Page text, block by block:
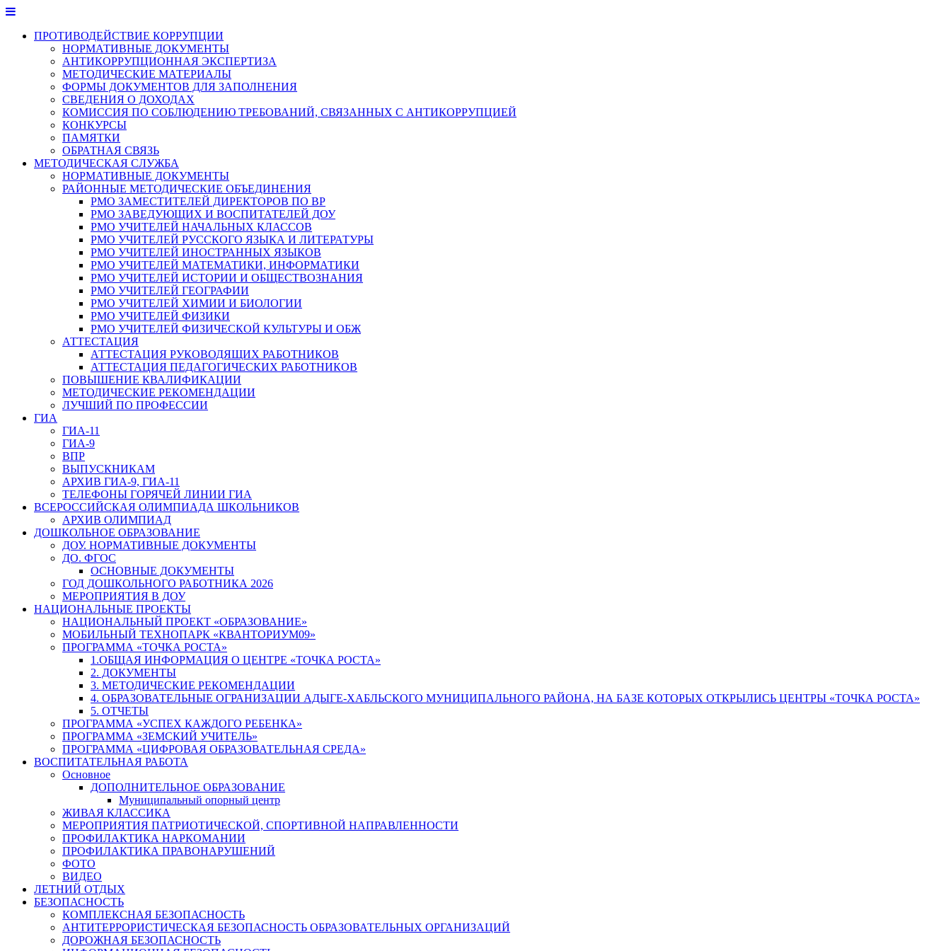
Перейти
содержимому
ПРОТИВОДЕЙСТВИЕ КОРРУПЦИИ
НОРМАТИВНЫЕ ДОКУМЕНТЫ
АНТИКОРРУПЦИОННАЯ ЭКСПЕРТИЗА
МЕТОДИЧЕСКИЕ МАТЕРИАЛЫ
ФОРМЫ ДОКУМЕНТОВ ДЛЯ ЗАПОЛНЕНИЯ
СВЕДЕНИЯ О ДОХОДАХ
КОМИССИЯ ПО СОБЛЮДЕНИЮ ТРЕБОВАНИЙ, СВЯЗАННЫХ С АНТИКОРРУПЦИЕЙ
КОНКУРСЫ
ПАМЯТКИ
ОБРАТНАЯ СВЯЗЬ
МЕТОДИЧЕСКАЯ СЛУЖБА
НОРМАТИВНЫЕ ДОКУМЕНТЫ
РАЙОННЫЕ МЕТОДИЧЕСКИЕ ОБЪЕДИНЕНИЯ
РМО ЗАМЕСТИТЕЛЕЙ ДИРЕКТОРОВ ПО ВР
РМО ЗАВЕДУЮЩИХ И ВОСПИТАТЕЛЕЙ ДОУ
РМО УЧИТЕЛЕЙ НАЧАЛЬНЫХ КЛАССОВ
РМО УЧИТЕЛЕЙ РУССКОГО ЯЗЫКА И ЛИТЕРАТУРЫ
РМО УЧИТЕЛЕЙ ИНОСТРАННЫХ ЯЗЫКОВ
РМО УЧИТЕЛЕЙ МАТЕМАТИКИ, ИНФОРМАТИКИ
РМО УЧИТЕЛЕЙ ИСТОРИИ И ОБЩЕСТВОЗНАНИЯ
РМО УЧИТЕЛЕЙ ГЕОГРАФИИ
РМО УЧИТЕЛЕЙ ХИМИИ И БИОЛОГИИ
РМО УЧИТЕЛЕЙ ФИЗИКИ
РМО УЧИТЕЛЕЙ ФИЗИЧЕСКОЙ КУЛЬТУРЫ И ОБЖ
АТТЕСТАЦИЯ
АТТЕСТАЦИЯ РУКОВОДЯЩИХ РАБОТНИКОВ
АТТЕСТАЦИЯ ПЕДАГОГИЧЕСКИХ РАБОТНИКОВ
ПОВЫШЕНИЕ КВАЛИФИКАЦИИ
МЕТОДИЧЕСКИЕ РЕКОМЕНДАЦИИ
ЛУЧШИЙ ПО ПРОФЕССИИ
ГИА
ГИА-11
ГИА-9
ВПР
ВЫПУСКНИКАМ
АРХИВ ГИА-9, ГИА-11
ТЕЛЕФОНЫ ГОРЯЧЕЙ ЛИНИИ ГИА
ВСЕРОССИЙСКАЯ ОЛИМПИАДА ШКОЛЬНИКОВ
АРХИВ ОЛИМПИАД
ДОШКОЛЬНОЕ ОБРАЗОВАНИЕ
ДОУ. НОРМАТИВНЫЕ ДОКУМЕНТЫ
ДО. ФГОС
ОСНОВНЫЕ ДОКУМЕНТЫ
ГОД ДОШКОЛЬНОГО РАБОТНИКА 2026
МЕРОПРИЯТИЯ В ДОУ
НАЦИОНАЛЬНЫЕ ПРОЕКТЫ
НАЦИОНАЛЬНЫЙ ПРОЕКТ «ОБРАЗОВАНИЕ»
МОБИЛЬНЫЙ ТЕХНОПАРК «КВАНТОРИУМ09»
ПРОГРАММА «ТОЧКА РОСТА»
1.ОБЩАЯ ИНФОРМАЦИЯ О ЦЕНТРЕ «ТОЧКА РОСТА»
2. ДОКУМЕНТЫ
3. МЕТОДИЧЕСКИЕ РЕКОМЕНДАЦИИ
4. ОБРАЗОВАТЕЛЬНЫЕ ОГРАНИЗАЦИИ АДЫГЕ-ХАБЛЬСКОГО МУНИЦИПАЛЬНОГО РАЙОНА, НА БАЗЕ КОТОРЫХ ОТКРЫЛИСЬ ЦЕНТРЫ «ТОЧКА РОСТА»
5. ОТЧЕТЫ
ПРОГРАММА «УСПЕХ КАЖДОГО РЕБЕНКА»
ПРОГРАММА «ЗЕМСКИЙ УЧИТЕЛЬ»
ПРОГРАММА «ЦИФРОВАЯ ОБРАЗОВАТЕЛЬНАЯ СРЕДА»
ВОСПИТАТЕЛЬНАЯ РАБОТА
Основное
ДОПОЛНИТЕЛЬНОЕ ОБРАЗОВАНИЕ
Муниципальный опорный центр
ЖИВАЯ КЛАССИКА
МЕРОПРИЯТИЯ ПАТРИОТИЧЕСКОЙ, СПОРТИВНОЙ НАПРАВЛЕННОСТИ
ПРОФИЛАКТИКА НАРКОМАНИИ
ПРОФИЛАКТИКА ПРАВОНАРУШЕНИЙ
ФОТО
ВИДЕО
ЛЕТНИЙ ОТДЫХ
БЕЗОПАСНОСТЬ
КОМПЛЕКСНАЯ БЕЗОПАСНОСТЬ
АНТИТЕРРОРИСТИЧЕСКАЯ БЕЗОПАСНОСТЬ ОБРАЗОВАТЕЛЬНЫХ ОРГАНИЗАЦИЙ
ДОРОЖНАЯ БЕЗОПАСНОСТЬ